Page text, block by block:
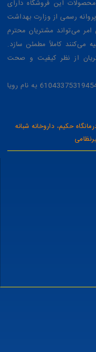
این فروشگاه دارای
رسمی از وزارت بهداشت
می‌تواند مشتریان محترم
می‌کنند کاملاً مطمئن سازد.
از نظر کیفیت و صحت
شماره کارت جهت خرید محصولات : 6104337531945416 به نام رویا
حکیم، داروخانه شبانه